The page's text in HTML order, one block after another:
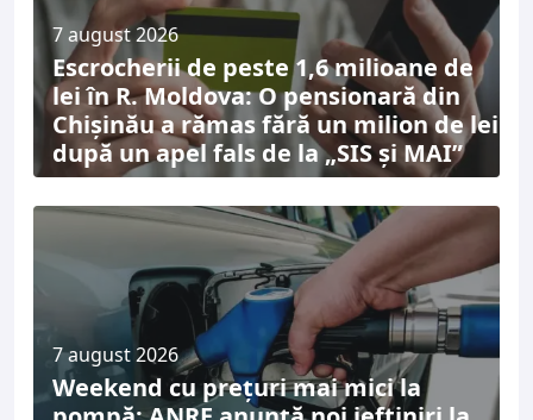
7 august 2026
Escrocherii de peste 1,6 milioane de
lei în R. Moldova: O pensionară din
Chișinău a rămas fără un milion de lei
după un apel fals de la „SIS și MAI”
7 august 2026
Weekend cu prețuri mai mici la